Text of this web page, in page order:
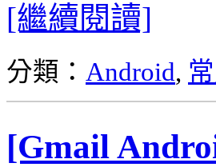
[繼續閱讀]
分類： Android,
[Gmail